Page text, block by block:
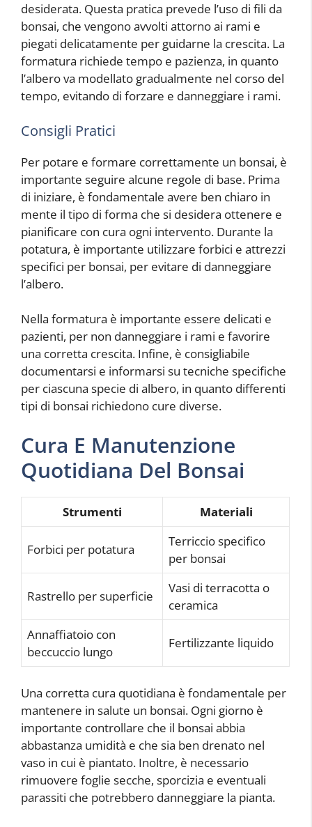
desiderata. Questa pratica prevede l’uso di fili da
bonsai, che vengono avvolti attorno ai rami e
piegati delicatamente per guidarne la crescita. La
formatura richiede tempo e pazienza, in quanto
l’albero va modellato gradualmente nel corso del
tempo, evitando di forzare e danneggiare i rami.
Consigli Pratici
Per potare e formare correttamente un bonsai, è
importante seguire alcune regole di base. Prima
di iniziare, è fondamentale avere ben chiaro in
mente il tipo di forma che si desidera ottenere e
pianificare con cura ogni intervento. Durante la
potatura, è importante utilizzare forbici e attrezzi
specifici per bonsai, per evitare di danneggiare
l’albero.
Nella formatura è importante essere delicati e
pazienti, per non danneggiare i rami e favorire
una corretta crescita. Infine, è consigliabile
documentarsi e informarsi su tecniche specifiche
per ciascuna specie di albero, in quanto differenti
tipi di bonsai richiedono cure diverse.
Cura E Manutenzione
Quotidiana Del Bonsai
Strumenti Materiali
Forbici per potatura
Terriccio specifico
per bonsai
Rastrello per superficie
Vasi di terracotta o
ceramica
Annaffiatoio con
beccuccio lungo
Fertilizzante liquido
Una corretta cura quotidiana è fondamentale per
mantenere in salute un bonsai. Ogni giorno è
importante controllare che il bonsai abbia
abbastanza umidità e che sia ben drenato nel
vaso in cui è piantato. Inoltre, è necessario
rimuovere foglie secche, sporcizia e eventuali
parassiti che potrebbero danneggiare la pianta.